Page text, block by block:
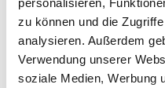
zu können und die
analysieren. Außerdem
Verwendung unserer
soziale Medien, Werbung